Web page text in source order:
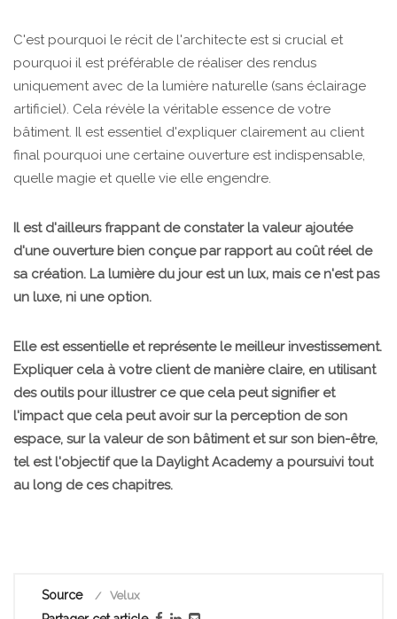
C'est pourquoi le récit de l'architecte est si crucial et
pourquoi il est préférable de réaliser des rendus
uniquement avec de la lumière naturelle (sans éclairage
artificiel). Cela révèle la véritable essence de votre
bâtiment. Il est essentiel d'expliquer clairement au client
final pourquoi une certaine ouverture est indispensable,
quelle magie et quelle vie elle engendre.
Il est d'ailleurs frappant de constater la valeur ajoutée
d'une ouverture bien conçue par rapport au coût réel de
sa création. La lumière du jour est un lux, mais ce n'est pas
un luxe, ni une option.
Elle est essentielle et représente le meilleur investissement.
Expliquer cela à votre client de manière claire, en utilisant
des outils pour illustrer ce que cela peut signifier et
l'impact que cela peut avoir sur la perception de son
espace, sur la valeur de son bâtiment et sur son bien-être,
tel est l'objectif que la Daylight Academy a poursuivi tout
au long de ces chapitres.
Source Velux